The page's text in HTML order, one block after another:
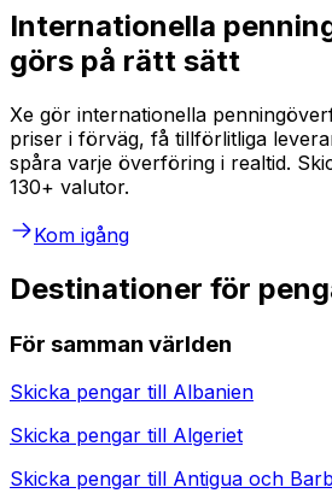
Internationella
görs på rätt sätt
Xe gör internationella
priser i förväg, få tillförlitliga
spåra varje överföring i realtid.
130+ valutor.
Kom igång
Destinationer för
För samman världen
Skicka pengar till Albanien
Skicka pengar till Algeriet
Skicka pengar till Antigua och